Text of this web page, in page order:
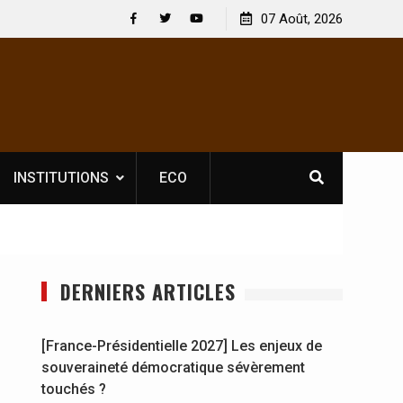
obligatoire pour les spectacles : En
culturel Soldat Jahboy se
[France-Présidentielle
souveraineté
07 Août, 2026
INSTITUTIONS ECO
DERNIERS ARTICLES
[France-Présidentielle 2027] Les enjeux de
souveraineté démocratique sévèrement
touchés ?